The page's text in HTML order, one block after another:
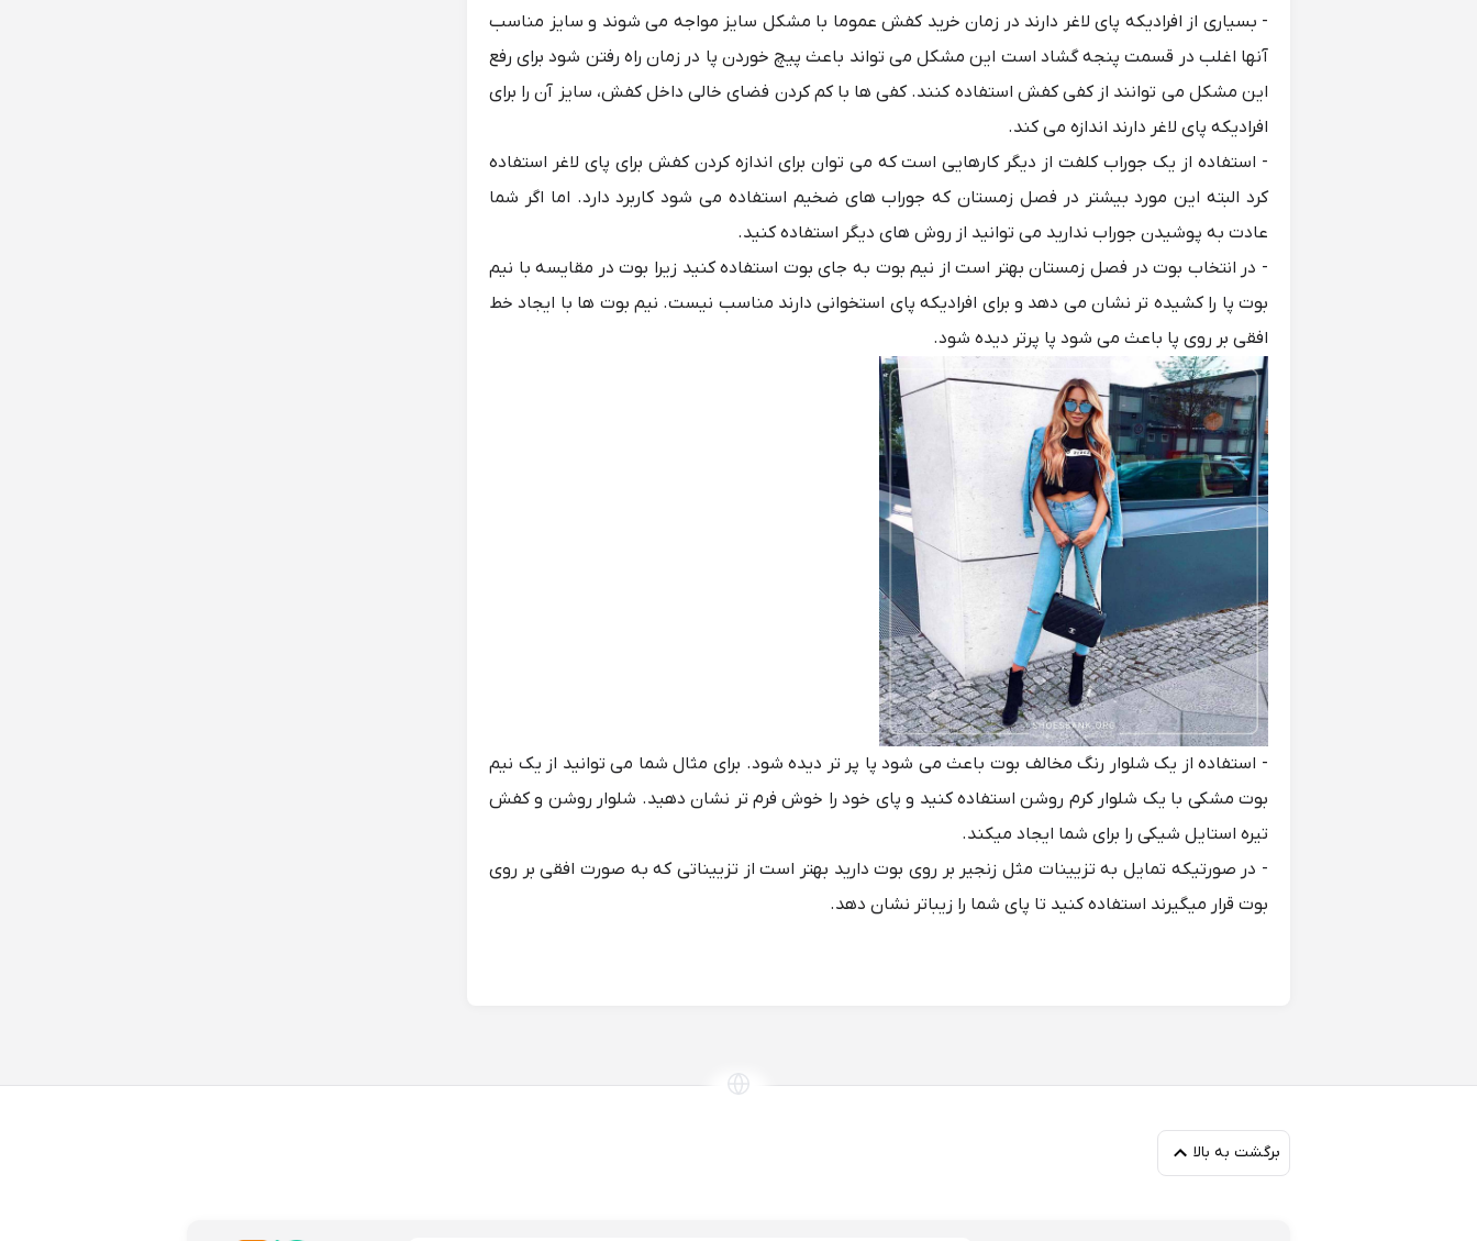
- بسیاری از افرادیکه پای لاغر دارند در زمان خرید کفش عموما با مشکل سایز مواجه می شوند و سایز مناسب
آنها اغلب در قسمت پنجه گشاد است این مشکل می تواند باعث پیچ خوردن پا در زمان راه رفتن شود برای رفع
این مشکل می توانند ازکفی کفش استفاده کنند. کفی ها با کم کردن فضای خالی داخل کفش، سایز آن را برای
افرادیکه پای لاغر دارند اندازه می کند.
- استفاده از یک جوراب کلفت از دیگر کارهایی است که می توان برای اندازه کردن کفش برای پای لاغر استفاده
کرد البته این مورد بیشتر در فصل زمستان که جوراب های ضخیم استفاده می شود کاربرد دارد. اما اگر شما
عادت به پوشیدن جوراب ندارید می توانید از روش های دیگر استفاده کنید.
- در انتخاب بوت در فصل زمستان بهتر است از نیم بوت به جای بوت استفاده کنید زیرا بوت در مقایسه با نیم
بوت پا را کشیده تر نشان می دهد و برای افرادیکه پای استخوانی دارند مناسب نیست. نیم بوت ها با ایجاد خط
افقی بر روی پا باعث می شود پا پرتر دیده شود.
- استفاده از یک شلوار رنگ مخالف بوت باعث می شود پا پر تر دیده شود. برای مثال شما می توانید از یک نیم
بوت مشکی با یک شلوار کرم روشن استفاده کنید و پای خود را خوش فرم تر نشان دهید. شلوار روشن و کفش
تیره استایل شیکی را برای شما ایجاد میکند.
- در صورتیکه تمایل به تزیینات مثل زنجیر بر روی بوت دارید بهتر است از تزییناتی که به صورت افقی بر روی
بوت قرار میگیرند استفاده کنید تا پای شما را زیباتر نشان دهد.
برگشت به بالا